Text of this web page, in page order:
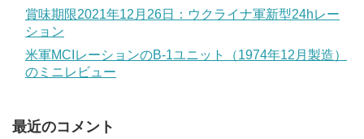
賞味期限2021年12月26日：ウクライナ軍新型24hレー
ション
米軍MCIレーションのB-1ユニット（1974年12月製造）
のミニレビュー
最近のコメント